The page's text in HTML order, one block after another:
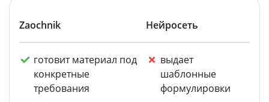
Zaochnik Нейросеть
готовит материал под
конкретные
требования
выдает
шаблонные
формулировки